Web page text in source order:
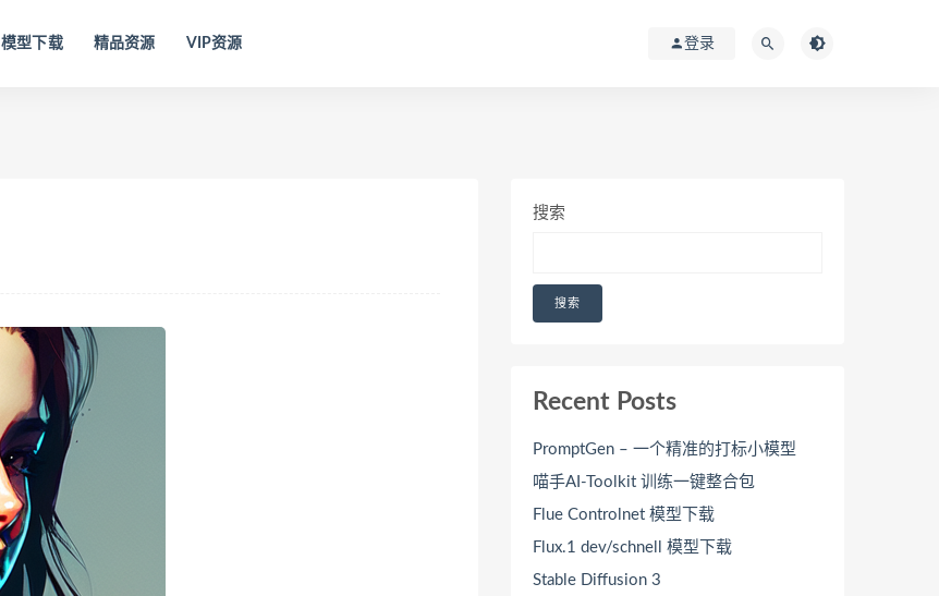
模型下载 精品资源 VIP资源 登录
搜索
搜索
Recent Posts
PromptGen – 一个精准的打标小模型
喵手AI-Toolkit 训练一键整合包
Flue Controlnet 模型下载
Flux.1 dev/schnell 模型下载
Stable Diffusion 3